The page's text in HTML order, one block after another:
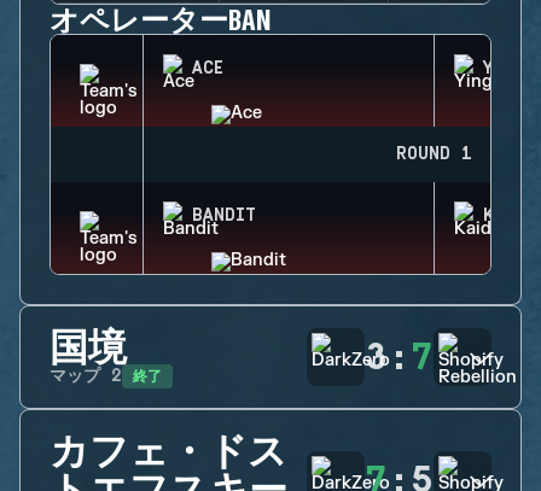
オペレーターBAN
ACE YING
ROUND 1
BANDIT KAID
国境
マップ 2 終了 3: 7
カフェ・ドス
7: 5